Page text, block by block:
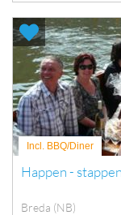
Incl. BBQ/Diner
Happen -
Breda (NB)